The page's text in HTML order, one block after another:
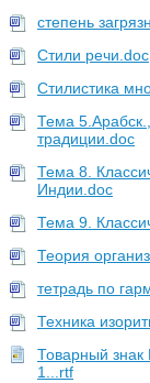
степень
Стили речи.doc
Стилистика
Тема
традиции.doc
Тема 8.
Индии.doc
Тема 9.
Теория
тетрадь по
Техника
Товарный знак
1...rtf